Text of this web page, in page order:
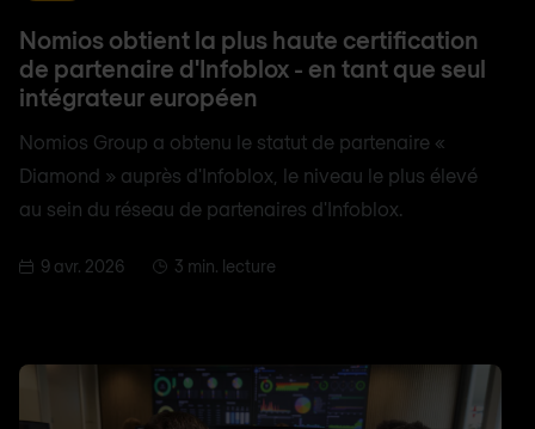
Nomios obtient la plus haute certification
de partenaire d'Infoblox - en tant que seul
intégrateur européen
Nomios Group a obtenu le statut de partenaire «
Diamond » auprès d'Infoblox, le niveau le plus élevé
au sein du réseau de partenaires d'Infoblox.
9 avr. 2026 3 min. lecture